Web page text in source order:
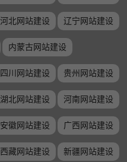
河北网站建设 辽宁网站建设
内蒙古网站建设
四川网站建设 贵州网站建设
湖北网站建设 河南网站建设
安徽网站建设 广西网站建设
西藏网站建设 新疆网站建设